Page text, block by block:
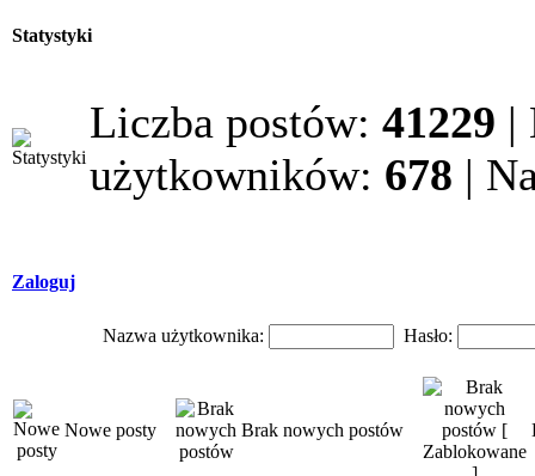
Statystyki
Liczba postów: 41229 |
użytkowników: 678 |
Zaloguj
Nazwa użytkownika: Hasło:
Nowe posty Brak nowych postów